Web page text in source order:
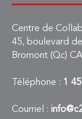
Centre de
45, boulevard
Bromont (Qc)
Téléphone : 1
Courriel :